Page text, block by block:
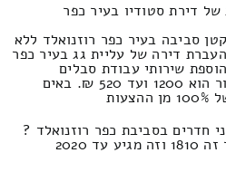
דירת סטודיו בעיר כפר
סביבה בעיר כפר רוזנואלד ללא
דירה של עליית גג בעיר כפר
שירותי עבודת סבלים
בסביבת כפר רוזנואלד התמחור הוא 1200 ועד 520 ₪. באים
חדרים בסביבת כפר רוזנואלד ?
העלות בסביבת כפר רוזנואלד זה 1810 וזה מגיע עד 2020